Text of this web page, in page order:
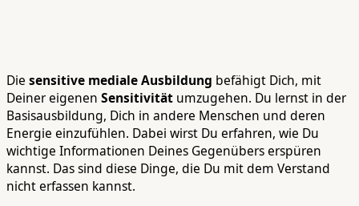
Die sensitive mediale Ausbildung befähigt Dich, mit
Deiner eigenen Sensitivität umzugehen. Du lernst in der
Basisausbildung, Dich in andere Menschen und deren
Energie einzufühlen. Dabei wirst Du erfahren, wie Du
wichtige Informationen Deines Gegenübers erspüren
kannst. Das sind diese Dinge, die Du mit dem Verstand
nicht erfassen kannst.